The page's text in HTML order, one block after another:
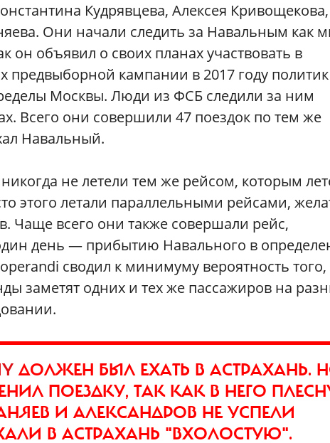
Кудрявцева, Алексея Кривощекова,
Они начали следить за Навальным как
он объявил о своих планах участвовать в
предвыборной кампании в 2017 году политик
Москвы. Люди из ФСБ следили за ним
Всего они совершили 47 поездок по тем же
Навальный.
не летели тем же рейсом, которым
этого летали параллельными рейсами,
Чаще всего они также совершали рейс,
день — прибытию Навального в
сводил к минимуму вероятность того,
заметят одних и тех же пассажиров на
ДОЛЖЕН БЫЛ ЕХАТЬ В АСТРАХАНЬ.
ПОЕЗДКУ, ТАК КАК В НЕГО
И АЛЕКСАНДРОВ НЕ УСПЕЛИ
В АСТРАХАНЬ "ВХОЛОСТУЮ".